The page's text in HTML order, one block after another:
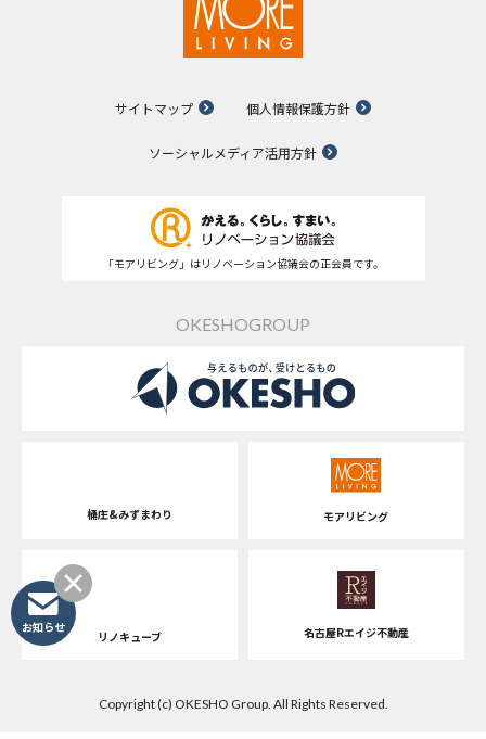
サイトマップ 個人情報保護方針
ソーシャルメディア活用方針
「モアリビング」はリノベーション協議会の正会員です。
OKESHOGROUP
桶庄&みずまわり モアリビング
リノキューブ 名古屋Rエイジ不動産
Copyright (c) OKESHO Group. All Rights Reserved.
お知らせ